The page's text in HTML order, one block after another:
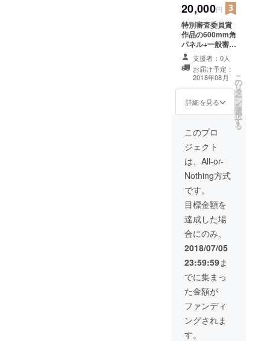
20,000円
特別審査委員賞
作品の600mm角
パネル+一般審査
員参加権+最優秀
賞作品&特別審
査委員賞の高解
像度画像
支援者：0人
お届け予定：
2018年08月
詳細を見る
こ
の
リ
タ
ー
ン
を
選
択
す
る
このプロ
ジェクト
は、All-or-
Nothing方式
です。
目標金額を
達成した場
合にのみ、
2018/07/05
23:59:59ま
でに集まっ
た金額が
ファンディ
ングされま
す。